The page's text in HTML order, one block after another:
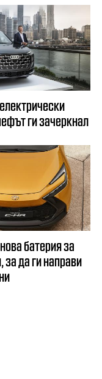
ги зачеркнал
батерия за
за да ги направи